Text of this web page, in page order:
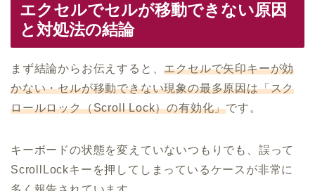
エクセルでセルが移動できない原因
と対処法の結論
まず結論からお伝えすると、エクセルで矢印キーが効
かない・セルが移動できない現象の最多原因は「スク
ロールロック（Scroll Lock）の有効化」です。
キーボードの状態を変えていないつもりでも、誤って
ScrollLockキーを押してしまっているケースが非常に